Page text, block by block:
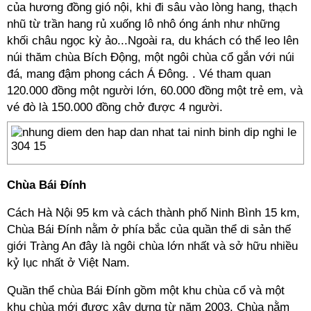
của hương đồng gió nội, khi đi sâu vào lòng hang, thạch
nhũ từ trần hang rủ xuống lô nhô óng ánh như những
khối châu ngọc kỳ ảo...Ngoài ra, du khách có thể leo lên
núi thăm chùa Bích Động, một ngôi chùa cổ gắn với núi
đá, mang đậm phong cách Á Đông. . Vé tham quan
120.000 đồng một người lớn, 60.000 đồng một trẻ em, và
vé đò là 150.000 đồng chở được 4 người.
Chùa Bái Đính
Cách Hà Nội 95 km và cách thành phố Ninh Bình 15 km,
Chùa Bái Đính nằm ở phía bắc của quần thể di sản thế
giới Tràng An đây là ngôi chùa lớn nhất và sở hữu nhiều
kỷ lục nhất ở Việt Nam.
Quần thể chùa Bái Đính gồm một khu chùa cổ và một
khu chùa mới được xây dựng từ năm 2003. Chùa nằm